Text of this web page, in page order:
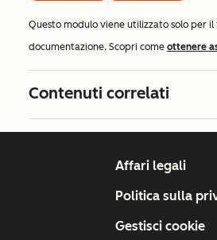
Questo modulo viene utilizzato solo per
documentazione. Scopri come ottenere
Contenuti correlati
Affari legali
Politica sulla
Gestisci cookie